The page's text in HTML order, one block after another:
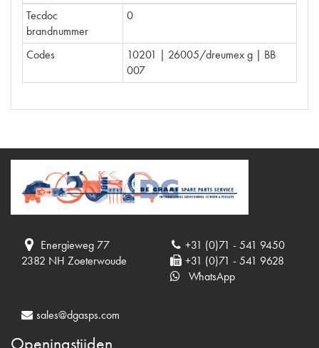
Tecdoc
brandnummer
0
Codes
10201 | 26005/dreumex g | BB
007
Energieweg 77
2382 NH Zoeterwoude
+31 (0)71 - 541 9450
+31 (0)71 - 541 9628
WhatsApp
sales@dgasps.com
Openingstijden